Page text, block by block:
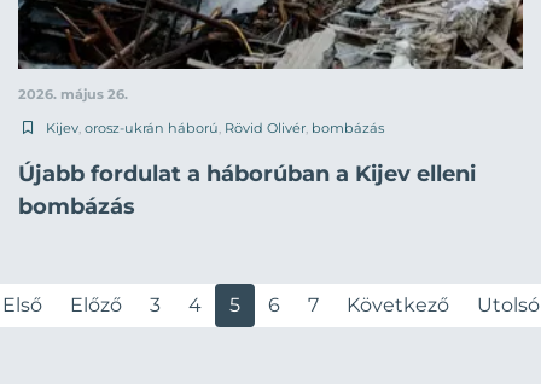
2026. május 26.
Kijev, orosz-ukrán háború, Rövid Olivér, bombázás
Újabb fordulat a háborúban a Kijev elleni
bombázás
Első Előző 3 4 5 6 7 Következő Utolsó